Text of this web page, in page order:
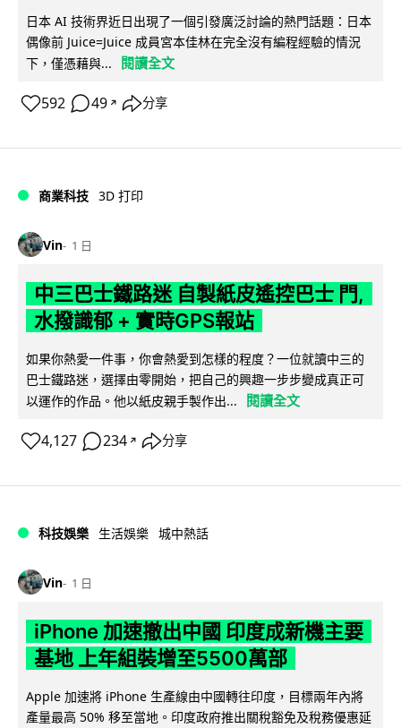
日本 AI 技術界近日出現了一個引發廣泛討論的熱門話題：日本
偶像前 Juice=Juice 成員宮本佳林在完全沒有編程經驗的情況
下，僅憑藉與...
閱讀全文
592 49 ↗ 分享
商業科技 3D 打印
Vin 1 日
中三巴士鐵路迷 自製紙皮遙控巴士 門,
水撥識郁 + 實時GPS報站
如果你熱愛一件事，你會熱愛到怎樣的程度？一位就讀中三的
巴士鐵路迷，選擇由零開始，把自己的興趣一步步變成真正可
以運作的作品。他以紙皮親手製作出...
閱讀全文
4,127 234 ↗ 分享
科技娛樂 生活娛樂 城中熱話
Vin 1 日
iPhone 加速撤出中國 印度成新機主要
基地 上年組裝增至5500萬部
Apple 加速將 iPhone 生產線由中國轉往印度，目標兩年內將
產量最高 50% 移至當地。印度政府推出關稅豁免及稅務優惠延